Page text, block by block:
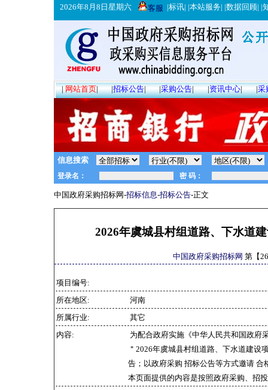
2026年8月8日星期六 客服 |标讯| |本站服务| |数据回顾| |
|网站首页| |招标公告| |采购公告| |资讯中心| |采
信息搜索
中国政府采购招标网-招标信息-招标公告-正文
2026年虞城县村组道路、下水道
中国政府采购招标网 第【
项目编号:
所在地区:
河南
所属行业:
其它
内容:
为配合政府实施《中华人民共和国政府
＂2026年虞城县村组道路、下水道建设
告；以政府采购 招标公告等方式邀请
本页面提供的内容是按照政府采购、招